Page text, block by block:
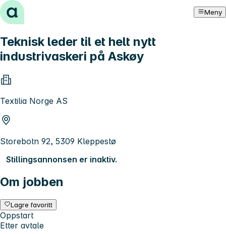
Hopp til innhold Meny
Teknisk leder til et helt nytt
industrivaskeri på Askøy
Textilia Norge AS
Storebotn 92, 5309 Kleppestø
Stillingsannonsen er inaktiv.
Om jobben
Lagre favoritt
Oppstart
Etter avtale